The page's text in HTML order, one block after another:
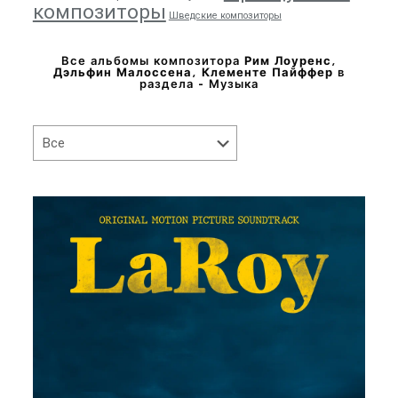
композиторы Шведские композиторы
Все альбомы композитора Рим Лоуренс,
Дэльфин Малоссена, Клементе Пайффер в
раздела - Музыка